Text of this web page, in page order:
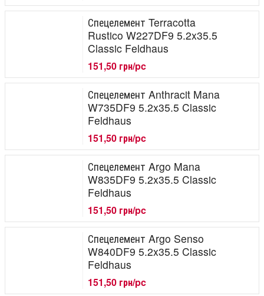
Спецелемент Terracotta
Rustico W227DF9 5.2x35.5
Classic Feldhaus
151,50 грн/pc
Спецелемент Anthracit Mana
W735DF9 5.2x35.5 Classic
Feldhaus
151,50 грн/pc
Спецелемент Argo Mana
W835DF9 5.2x35.5 Classic
Feldhaus
151,50 грн/pc
Спецелемент Argo Senso
W840DF9 5.2x35.5 Classic
Feldhaus
151,50 грн/pc